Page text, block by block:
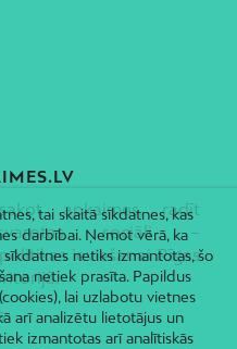
apkaimes, radīt
sociāli –
ieviešanai Rīgas
tai skaitā sīkdatnes, kas
darbībai. Ņemot vērā, ka
netiks izmantotas, šo
netiek prasīta. Papildus
lai uzlabotu vietnes
arī analizētu lietotājus un
izmantotas arī analītiskās